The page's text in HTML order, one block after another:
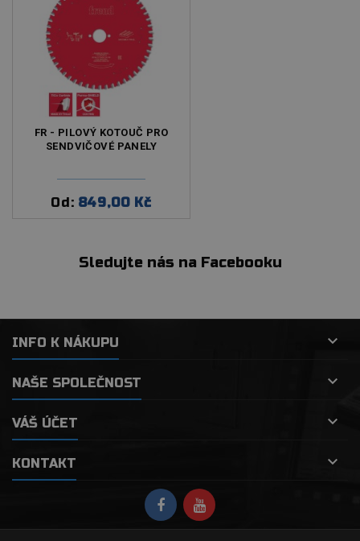
FR - PILOVÝ KOTOUČ PRO
SENDVIČOVÉ PANELY
Od: 849,00 Kč
Sledujte nás na Facebooku
INFO K NÁKUPU 
NAŠE SPOLEČNOST 
VÁŠ ÚČET 
KONTAKT 